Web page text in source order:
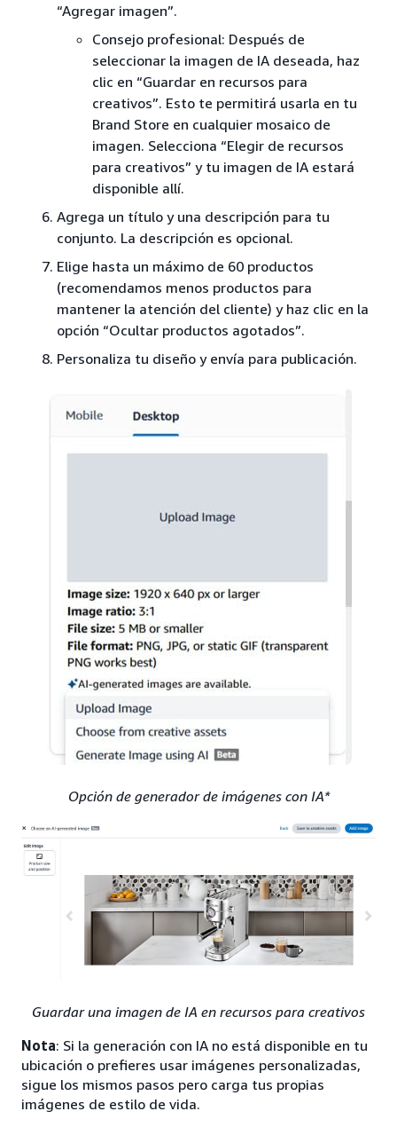
“Agregar imagen”.
Consejo profesional: Después de
seleccionar la imagen de IA deseada, haz
clic en “Guardar en recursos para
creativos”. Esto te permitirá usarla en tu
Brand Store en cualquier mosaico de
imagen. Selecciona “Elegir de recursos
para creativos” y tu imagen de IA estará
disponible allí.
Agrega un título y una descripción para tu
conjunto. La descripción es opcional.
Elige hasta un máximo de 60 productos
(recomendamos menos productos para
mantener la atención del cliente) y haz clic en la
opción “Ocultar productos agotados”.
Personaliza tu diseño y envía para publicación.
Opción de generador de imágenes con IA*
Guardar una imagen de IA en recursos para creativos
Nota: Si la generación con IA no está disponible en tu
ubicación o prefieres usar imágenes personalizadas,
sigue los mismos pasos pero carga tus propias
imágenes de estilo de vida.